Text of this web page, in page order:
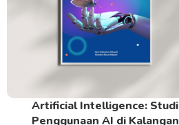
Read MoreArtificial Intelligence: Studi
Penggunaan AI di Kalangan